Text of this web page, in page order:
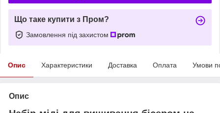
Що таке купити з Пром?
Замовлення під захистом
Опис Характеристики Доставка Оплата Умови
Опис